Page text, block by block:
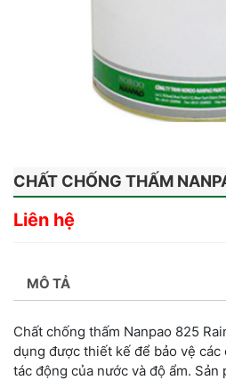
CHẤT CHỐNG THẤM
Liên hệ
MÔ TẢ
Chất chống thấm Nanpao 825
dụng được thiết kế để bảo vệ
tác động của nước và độ ẩm.